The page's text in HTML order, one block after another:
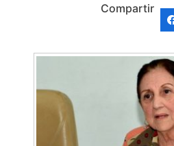
Compartir